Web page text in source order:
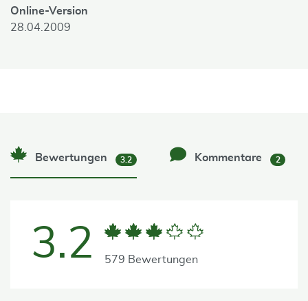
Online-Version
28.04.2009
Bewertungen 3.2 Kommentare 2
3.2 579 Bewertungen